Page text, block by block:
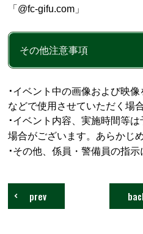
「@fc-gifu.com」
その他注意事項
･イベント中の画像および映
などで使用させていただく場
･イベント内容、実施時間等
場合がございます。あらかじ
･その他、係員・警備員の指示
prev